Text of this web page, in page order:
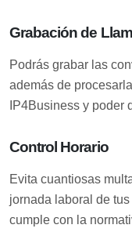
Grabación de
Podrás grabar las
además de
IP4Business y poder
Control Horario
Evita cuantiosas
jornada laboral de
cumple con la